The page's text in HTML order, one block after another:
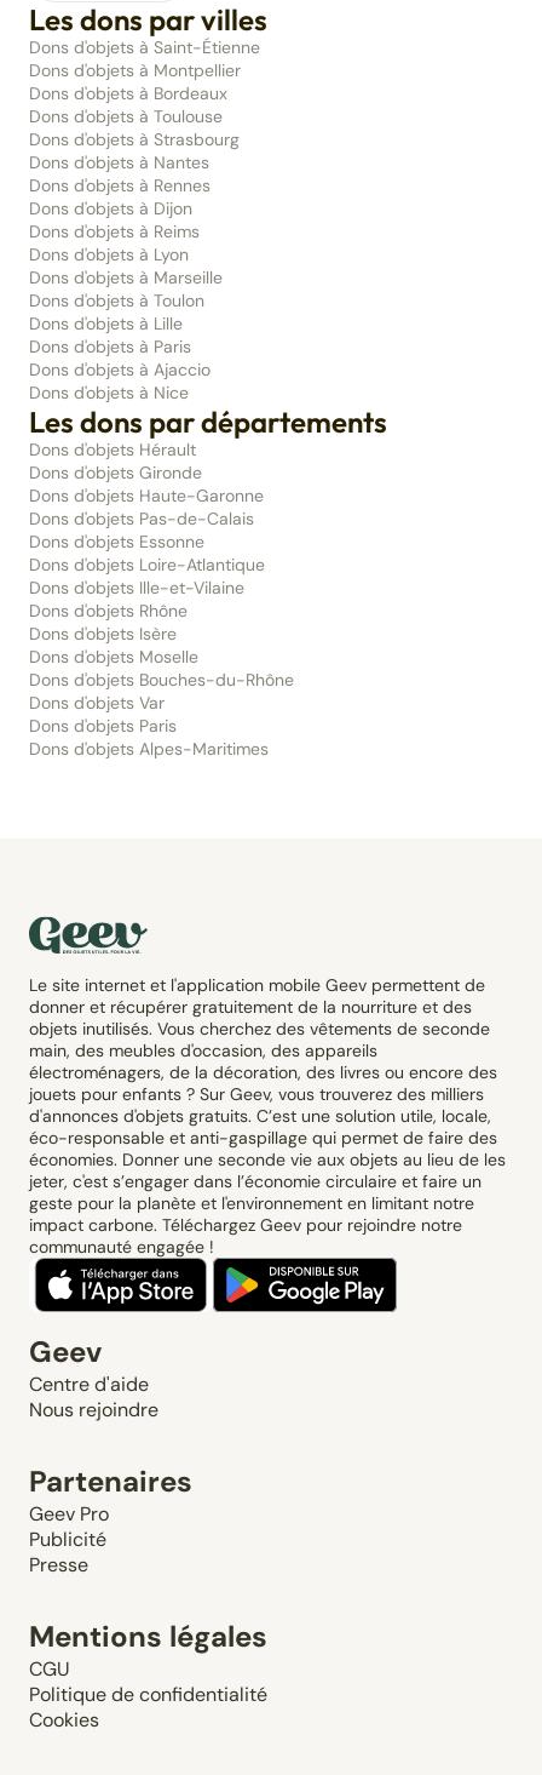
Les dons par villes
Dons d'objets à Saint-Étienne
Dons d'objets à Montpellier
Dons d'objets à Bordeaux
Dons d'objets à Toulouse
Dons d'objets à Strasbourg
Dons d'objets à Nantes
Dons d'objets à Rennes
Dons d'objets à Dijon
Dons d'objets à Reims
Dons d'objets à Lyon
Dons d'objets à Marseille
Dons d'objets à Toulon
Dons d'objets à Lille
Dons d'objets à Paris
Dons d'objets à Ajaccio
Dons d'objets à Nice
Les dons par départements
Dons d'objets Hérault
Dons d'objets Gironde
Dons d'objets Haute-Garonne
Dons d'objets Pas-de-Calais
Dons d'objets Essonne
Dons d'objets Loire-Atlantique
Dons d'objets Ille-et-Vilaine
Dons d'objets Rhône
Dons d'objets Isère
Dons d'objets Moselle
Dons d'objets Bouches-du-Rhône
Dons d'objets Var
Dons d'objets Paris
Dons d'objets Alpes-Maritimes
Le site internet et l'application mobile Geev permettent de
donner et récupérer gratuitement de la nourriture et des
objets inutilisés. Vous cherchez des vêtements de seconde
main, des meubles d'occasion, des appareils
électroménagers, de la décoration, des livres ou encore des
jouets pour enfants ? Sur Geev, vous trouverez des milliers
d'annonces d'objets gratuits. C’est une solution utile, locale,
éco-responsable et anti-gaspillage qui permet de faire des
économies. Donner une seconde vie aux objets au lieu de les
jeter, c'est s’engager dans l’économie circulaire et faire un
geste pour la planète et l'environnement en limitant notre
impact carbone. Téléchargez Geev pour rejoindre notre
communauté engagée !
Geev
Centre d'aide
Nous rejoindre
Partenaires
Geev Pro
Publicité
Presse
Mentions légales
CGU
Politique de confidentialité
Cookies